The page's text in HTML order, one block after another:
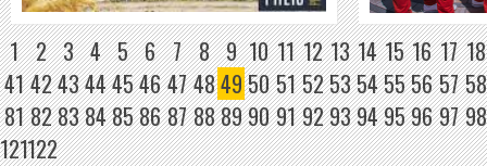
1 2 3 4 5 6 7 8 9 10 11 12 13 14 15 16 17 18
41 4243444546 47 484950 51 5253545556 57 58
81 8283848586 87 888990 91 9293949596 97 98
121122